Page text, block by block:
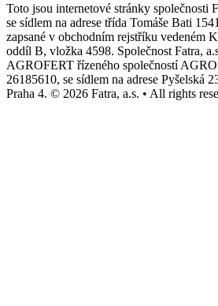
Toto jsou internetové stránky společnosti
se sídlem na adrese třída Tomáše Bati
zapsané v obchodním rejstříku vedeném
oddíl B, vložka 4598. Společnost Fatra,
AGROFERT řízeného společností
26185610, se sídlem na adrese Pyšelská
Praha 4. © 2026 Fatra, a.s. • All rights